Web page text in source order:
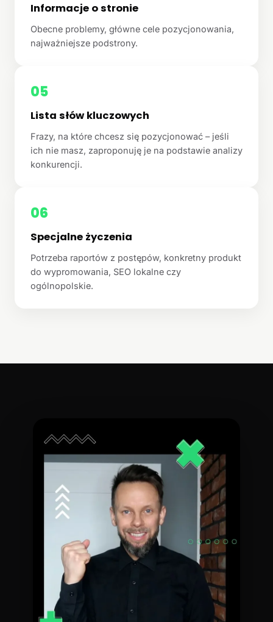
Informacje o stronie
Obecne problemy, główne cele pozycjonowania,
najważniejsze podstrony.
05
Lista słów kluczowych
Frazy, na które chcesz się pozycjonować – jeśli
ich nie masz, zaproponuję je na podstawie analizy
konkurencji.
06
Specjalne życzenia
Potrzeba raportów z postępów, konkretny produkt
do wypromowania, SEO lokalne czy
ogólnopolskie.